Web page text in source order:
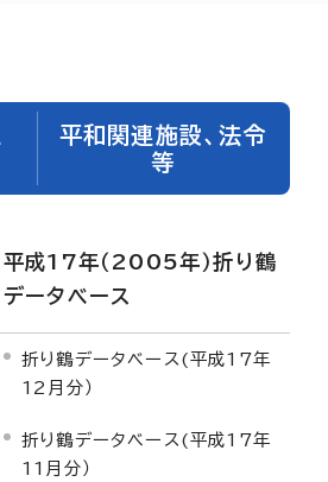
平和関連施設、法令
等
平成17年（2005年）折り鶴
データベース
折り鶴データベース(平成17年
12月分）
折り鶴データベース(平成17年
11月分）